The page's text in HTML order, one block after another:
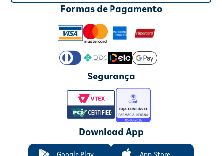
Formas de Pagamento
Segurança
Download App
Google Play App Store